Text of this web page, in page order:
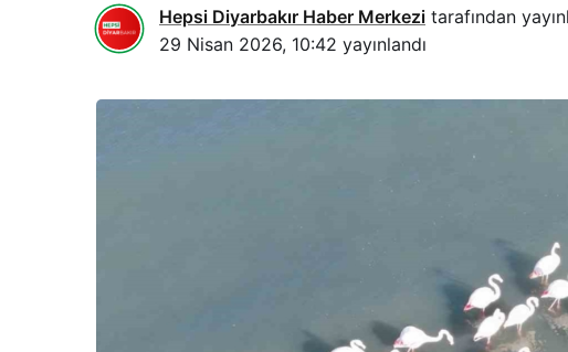
Hepsi Diyarbakır Haber Merkezi tarafından
29 Nisan 2026, 10:42 yayınlandı